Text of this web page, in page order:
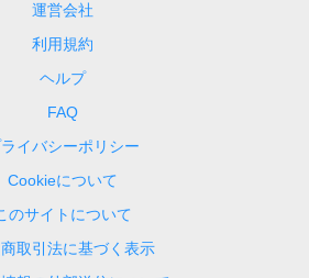
運営会社
利用規約
ヘルプ
FAQ
イバシーポリシー
Cookieについて
のサイトについて
取引法に基づく表示